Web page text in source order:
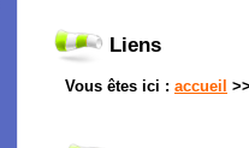
Liens
Vous êtes ici : accueil >>